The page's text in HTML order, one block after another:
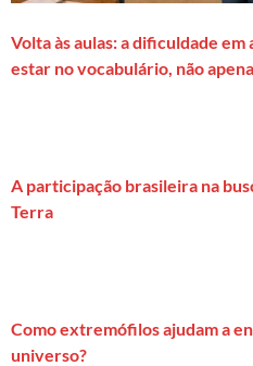
Volta às aulas: a dificuldade
estar no vocabulário, não
A participação brasileira na
Terra
Como extremófilos ajudam a
universo?